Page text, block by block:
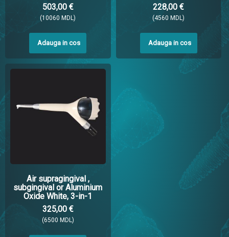
503,00 €
(10060 MDL)
Adauga in cos
228,00 €
(4560 MDL)
Adauga in cos
Air supragingival ,
subgingival or Aluminium
Oxide White, 3-in-1
function
325,00 €
(6500 MDL)